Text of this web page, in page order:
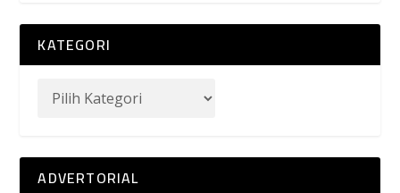
KATEGORI
ADVERTORIAL